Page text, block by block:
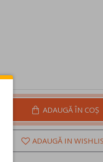
ADAUGĂ ÎN COŞ
ADAUGĂ IN